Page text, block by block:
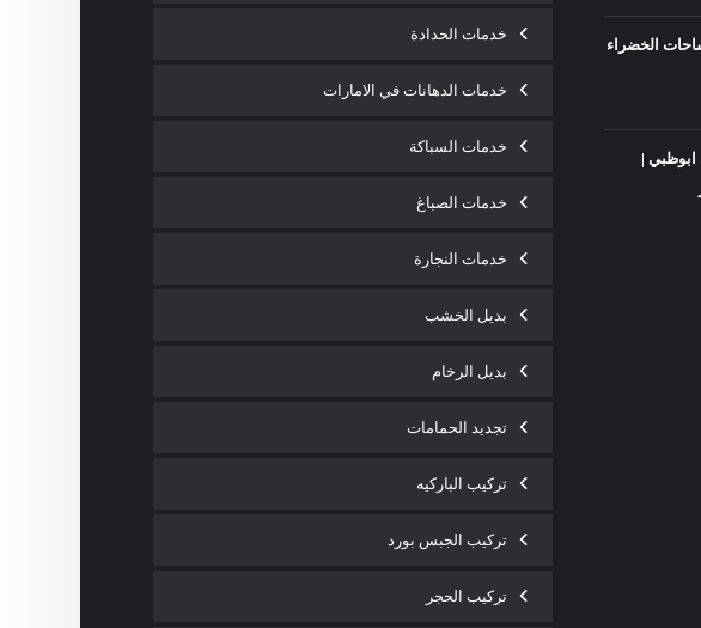
الخضراء
|
خدمات الحدادة
خدمات الدهانات في الامارات
خدمات السباكة
خدمات الصباغ
خدمات النجارة
بديل الخشب
بديل الرخام
تجديد الحمامات
تركيب الباركيه
تركيب الجبس بورد
تركيب الحجر